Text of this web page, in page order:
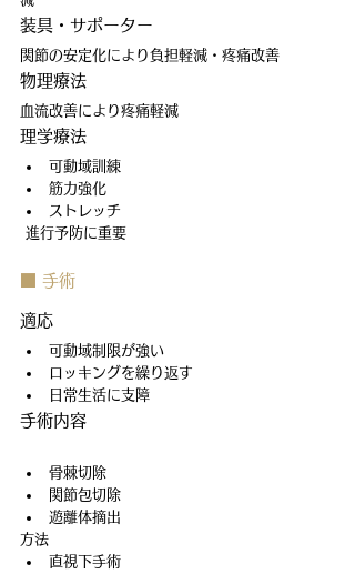
装具・サポーター
関節の安定化により負担軽減・疼痛改善
物理療法
血流改善により疼痛軽減
理学療法
可動域訓練
筋力強化
ストレッチ
進行予防に重要
■ 手術
適応
可動域制限が強い
ロッキングを繰り返す
日常生活に支障
手術内容
骨棘切除
関節包切除
遊離体摘出
方法
直視下手術